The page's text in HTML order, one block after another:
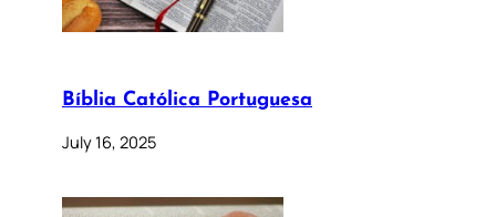
Bíblia Católica Portuguesa
July 16, 2025